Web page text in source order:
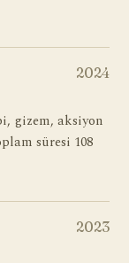
2024
gizem, aksiyon
süresi 108
2023